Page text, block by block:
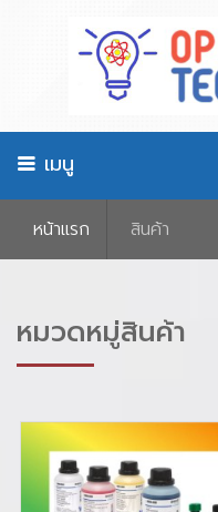
เมนู
หน้าเเรก สินค้า
หมวดหมู่สินค้า